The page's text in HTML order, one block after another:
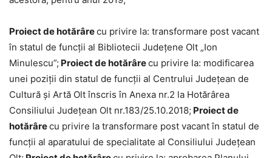
Proiect de hotărârecu privire la: transformare post vacant
în statul de funcții al Bibliotecii Județene Olt „Ion
Minulescu”; Proiect de hotărârecu privire la: modificarea
unei poziții din statul de funcții al Centrului Județean de
Cultură și Artă Olt înscris în Anexa nr.2 la Hotărârea
Consiliului Județean Olt nr.183/25.10.2018; Proiect de
hotărârecu privire la transformare post vacant în statul de
funcții al aparatului de specialitate al Consiliului Județean